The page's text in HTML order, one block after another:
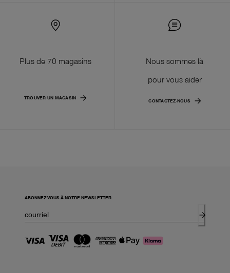
Plus de 70 magasins
TROUVER UN MAGASIN
Nous sommes là
pour vous aider
CONTACTEZ-NOUS
ABONNEZ-VOUS À NOTRE NEWSLETTER